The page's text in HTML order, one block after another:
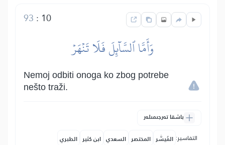
10
:
93
وَأَمَّا ٱلسَّآئِلَ فَلَا تَنۡهَرۡ
Nemoj odbiti onoga ko zbog potrebe
nešto traži.
باشقا تەرجىمىلەر
التفاسير: المُيسَّر المختصر السعدي ابن كثير الطبري